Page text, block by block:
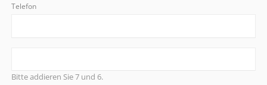
Telefon
Bitte addieren Sie 7 und 6.